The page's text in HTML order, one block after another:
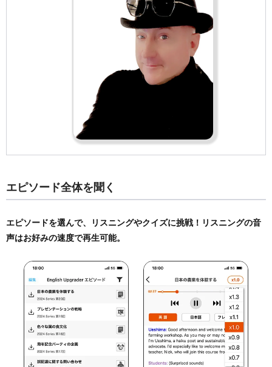
エピソード全体を聞く
エピソードを選んで、リスニングやクイズに挑戦！リスニングの音
声はお好みの速度で再生可能。